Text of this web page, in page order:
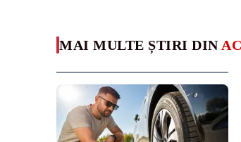
MAI MULTE ȘTIRI DIN